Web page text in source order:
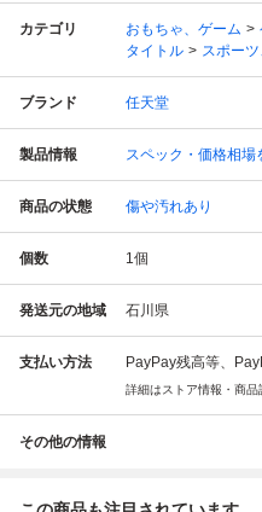
カテゴリ おもちゃ、ゲーム
タイトル
スポー
ブランド 任天堂
製品情報 スペック・価格相場
商品の状態 傷や汚れあり
個数 1個
発送元の地域 石川県
支払い方法 PayPay残高等、
詳細はストア情報・商
その他の情報